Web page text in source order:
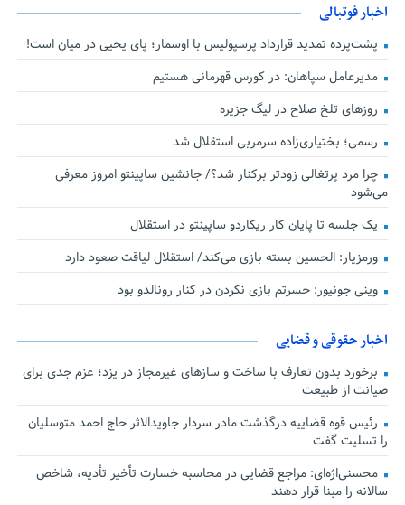
اخبار فوتبالی
پشت‌پرده تمدید قرارداد پرسپولیس با اوسمار؛ پای یحیی در میان است!
مدیرعامل سپاهان: در کورس قهرمانی هستیم
روزهای تلخ صلاح در لیگ جزیره
رسمی؛ بختیاری‌زاده سرمربی استقلال شد
چرا مرد پرتغالی زودتر برکنار شد؟/ جانشین ساپینتو امروز معرفی
می‌شود
یک جلسه تا پایان کار ریکاردو ساپینتو در استقلال
ورمزیار: الحسین بسته بازی می‌کند/ استقلال لیاقت صعود دارد
وینی جونیور: حسرتم بازی نکردن در کنار رونالدو بود
اخبار حقوقی و قضایی
برخورد بدون تعارف با ساخت‌ و سازهای غیرمجاز در یزد؛ عزم جدی برای
صیانت از طبیعت
رئیس قوه قضاییه درگذشت مادر سردار جاویدالاثر حاج احمد متوسلیان
را تسلیت گفت
محسنی‌اژه‌ای: مراجع قضایی در محاسبه خسارت تأخیر تأدیه، شاخص
سالانه را مبنا قرار دهند